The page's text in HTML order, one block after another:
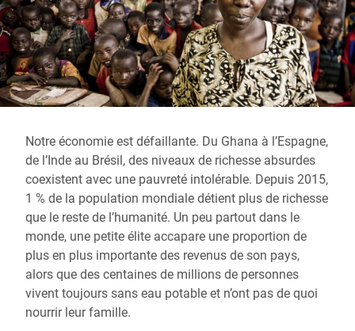
Notre économie est défaillante. Du Ghana à l’Espagne,
de l’Inde au Brésil, des niveaux de richesse absurdes
coexistent avec une pauvreté intolérable. Depuis 2015,
1 % de la population mondiale détient plus de richesse
que le reste de l’humanité. Un peu partout dans le
monde, une petite élite accapare une proportion de
plus en plus importante des revenus de son pays,
alors que des centaines de millions de personnes
vivent toujours sans eau potable et n’ont pas de quoi
nourrir leur famille.